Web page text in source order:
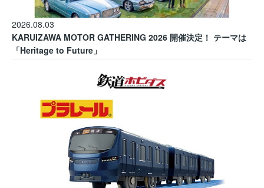
2026.08.03
KARUIZAWA MOTOR GATHERING 2026 開催決定！ テーマは
「Heritage to Future」